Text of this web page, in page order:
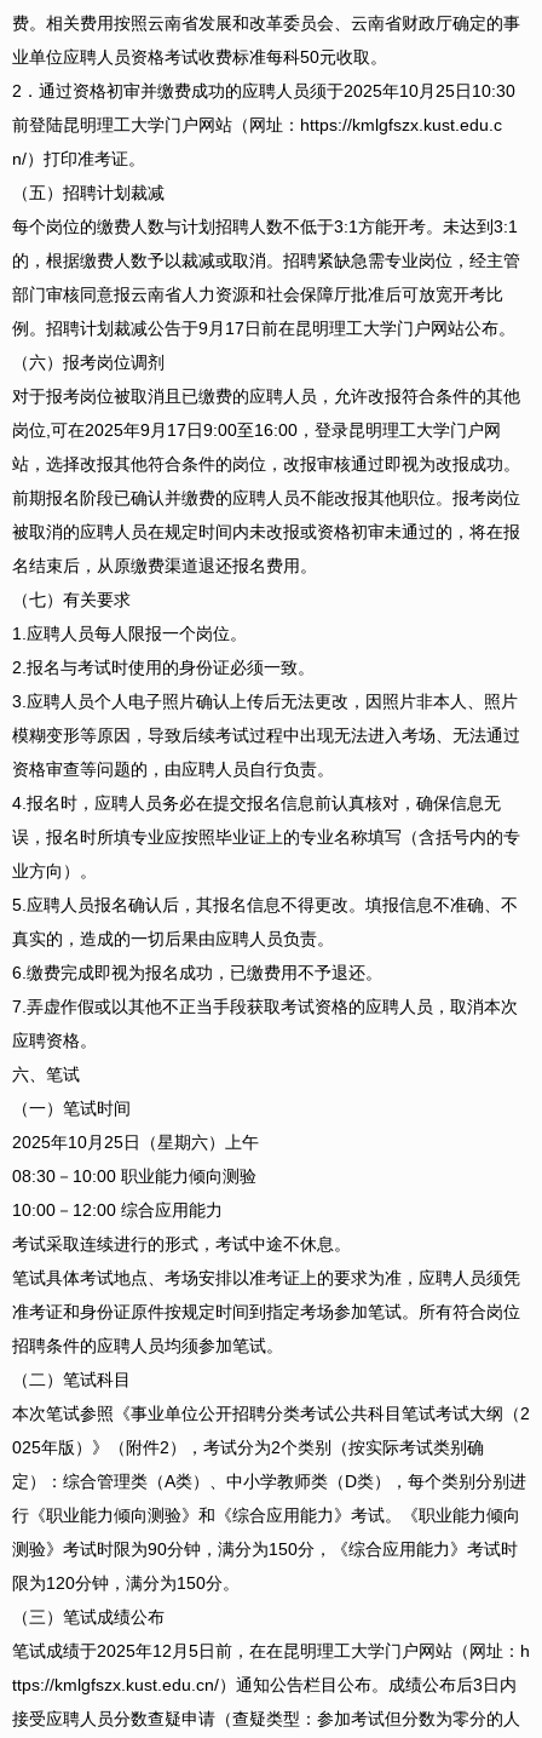
费。相关费用按照云南省发展和改革委员会、云南省财政厅确定的事
业单位应聘人员资格考试收费标准每科50元收取。
2．通过资格初审并缴费成功的应聘人员须于2025年10月25日10:30
前登陆昆明理工大学门户网站（网址：https://kmlgfszx.kust.edu.c
n/）打印准考证。
（五）招聘计划裁减
每个岗位的缴费人数与计划招聘人数不低于3:1方能开考。未达到3:1
的，根据缴费人数予以裁减或取消。招聘紧缺急需专业岗位，经主管
部门审核同意报云南省人力资源和社会保障厅批准后可放宽开考比
例。招聘计划裁减公告于9月17日前在昆明理工大学门户网站公布。
（六）报考岗位调剂
对于报考岗位被取消且已缴费的应聘人员，允许改报符合条件的其他
岗位,可在2025年9月17日9:00至16:00，登录昆明理工大学门户网
站，选择改报其他符合条件的岗位，改报审核通过即视为改报成功。
前期报名阶段已确认并缴费的应聘人员不能改报其他职位。报考岗位
被取消的应聘人员在规定时间内未改报或资格初审未通过的，将在报
名结束后，从原缴费渠道退还报名费用。
（七）有关要求
1.应聘人员每人限报一个岗位。
2.报名与考试时使用的身份证必须一致。
3.应聘人员个人电子照片确认上传后无法更改，因照片非本人、照片
模糊变形等原因，导致后续考试过程中出现无法进入考场、无法通过
资格审查等问题的，由应聘人员自行负责。
4.报名时，应聘人员务必在提交报名信息前认真核对，确保信息无
误，报名时所填专业应按照毕业证上的专业名称填写（含括号内的专
业方向）。
5.应聘人员报名确认后，其报名信息不得更改。填报信息不准确、不
真实的，造成的一切后果由应聘人员负责。
6.缴费完成即视为报名成功，已缴费用不予退还。
7.弄虚作假或以其他不正当手段获取考试资格的应聘人员，取消本次
应聘资格。
六、笔试
（一）笔试时间
2025年10月25日（星期六）上午
08:30－10:00 职业能力倾向测验
10:00－12:00 综合应用能力
考试采取连续进行的形式，考试中途不休息。
笔试具体考试地点、考场安排以准考证上的要求为准，应聘人员须凭
准考证和身份证原件按规定时间到指定考场参加笔试。所有符合岗位
招聘条件的应聘人员均须参加笔试。
（二）笔试科目
本次笔试参照《事业单位公开招聘分类考试公共科目笔试考试大纲（2
025年版）》（附件2），考试分为2个类别（按实际考试类别确
定）：综合管理类（A类）、中小学教师类（D类），每个类别分别进
行《职业能力倾向测验》和《综合应用能力》考试。《职业能力倾向
测验》考试时限为90分钟，满分为150分，《综合应用能力》考试时
限为120分钟，满分为150分。
（三）笔试成绩公布
笔试成绩于2025年12月5日前，在在昆明理工大学门户网站（网址：h
ttps://kmlgfszx.kust.edu.cn/）通知公告栏目公布。成绩公布后3日内
接受应聘人员分数查疑申请（查疑类型：参加考试但分数为零分的人